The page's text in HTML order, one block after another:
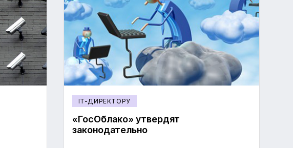
IT-ДИРЕКТОРУ
«ГосОблако» утвердят
законодательно